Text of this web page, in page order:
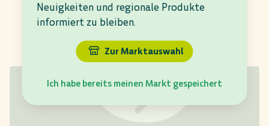
Neuigkeiten und regionale Produkte
informiert zu bleiben.
Zur Marktauswahl
Ich habe bereits meinen Markt gespeichert